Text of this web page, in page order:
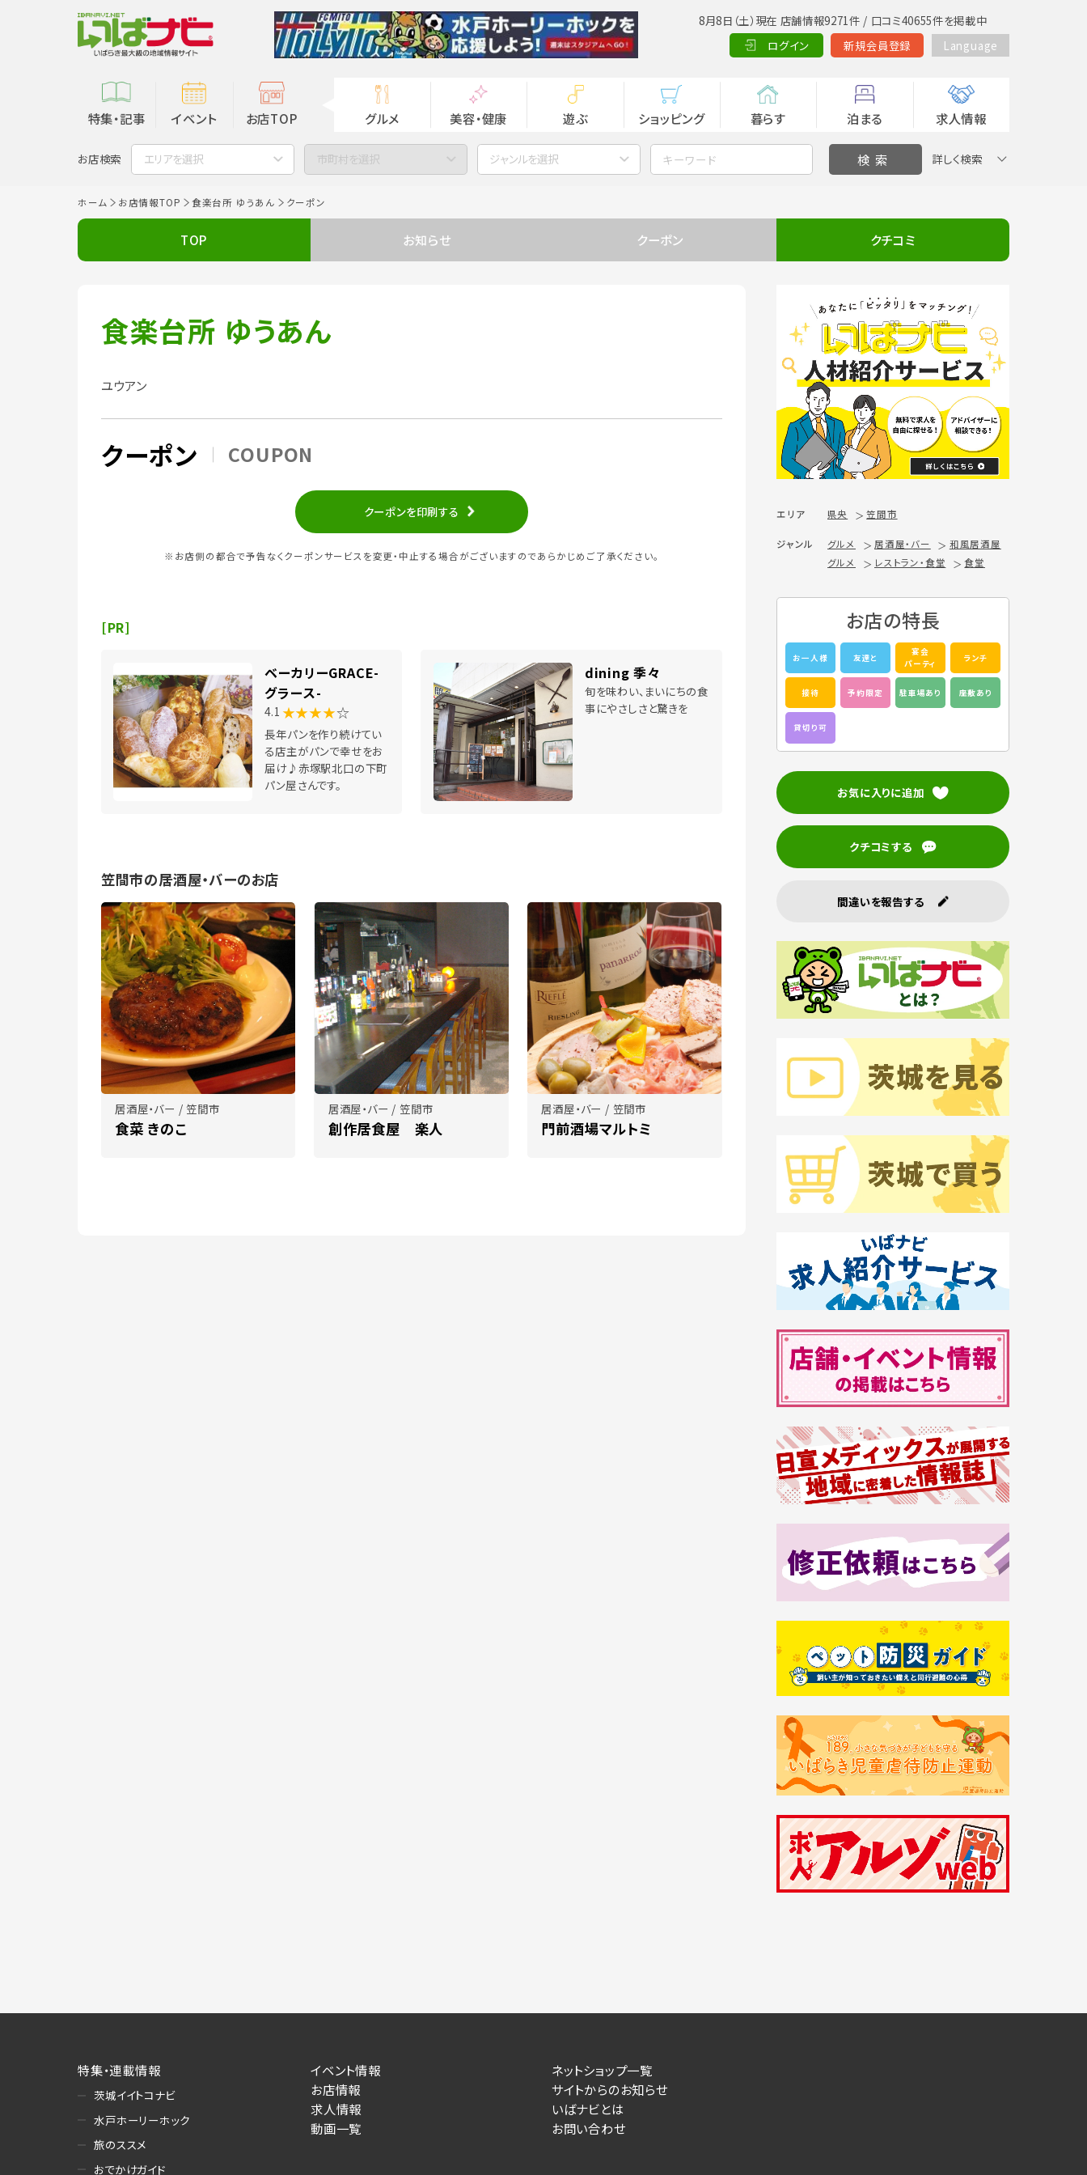
8月8日（土）現在 店舗情報9271件 / 口コミ40655件を掲載中
ログイン
新規会員登録 Language
特集・記事 イベント お店TOP グルメ 美容・健康 遊ぶ ショッピング 暮らす 泊まる 求人情報
お店検索 エリアを選択 市町村を選択 ジャンルを選択 詳しく検索
ホーム お店情報TOP 食楽台所 ゆうあん クーポン
TOP お知らせ クーポン クチコミ
食楽台所 ゆうあん
ユウアン
クーポン COUPON
クーポンを印刷する
※お店側の都合で予告なくクーポンサービスを変更・中止する場合がございますのであらかじめご了承ください。
[PR]
ベーカリーGRACE-
グラース-
4.1 ★★★★☆
長年パンを作り続けてい
る店主がパンで幸せをお
届け♪赤塚駅北口の下町
パン屋さんです。
dining 季々
旬を味わい、まいにちの食
事にやさしさと驚きを
笠間市の居酒屋・バーのお店
居酒屋・バー / 笠間市
食菜 きのこ
居酒屋・バー / 笠間市
創作居食屋 楽人
居酒屋・バー / 笠間市
門前酒場マルトミ
エリア 県央 笠間市
ジャンル グルメ 居酒屋・バー
和風居酒屋
グルメ
レストラン・食堂 食堂
お店の特長
お一人様 友達と
宴会
パーティ
ランチ
接待 予約限定 駐車場あり 座敷あり
貸切り可
お気に入りに追加
クチコミする
間違いを報告する
特集・連載情報
茨城イイトコナビ
水戸ホーリーホック
旅のススメ
おでかけガイド
イベント情報
お店情報
求人情報
動画一覧
ネットショップ一覧
サイトからのお知らせ
いばナビとは
お問い合わせ